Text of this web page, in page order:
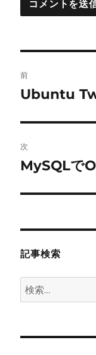
稿
ビ
ゲ
ー
前
前
投
稿:
Ubuntu
次
次
投
MySQLで
記事検索
検
索: